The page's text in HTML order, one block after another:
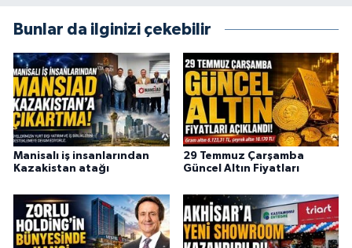
Bunlar da ilginizi çekebilir
Manisalı iş insanlarından
Kazakistan atağı
29 Temmuz Çarşamba
Güncel Altın Fiyatları